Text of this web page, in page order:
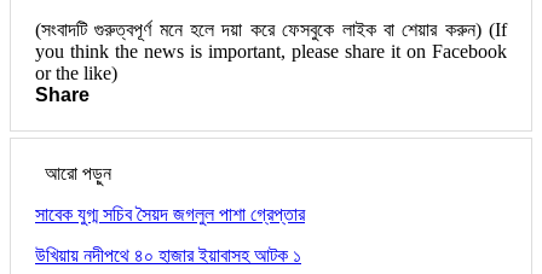
(সংবাদটি গুরুত্বপূর্ণ মনে হলে দয়া করে ফেসবুকে লাইক বা শেয়ার করুন) (If
you think the news is important, please share it on Facebook
or the like)
Share
আরো পড়ুন
সাবেক যুগ্ম সচিব সৈয়দ জগলুল পাশা গ্রেপ্তার
উখিয়ায় নদীপথে ৪০ হাজার ইয়াবাসহ আটক ১